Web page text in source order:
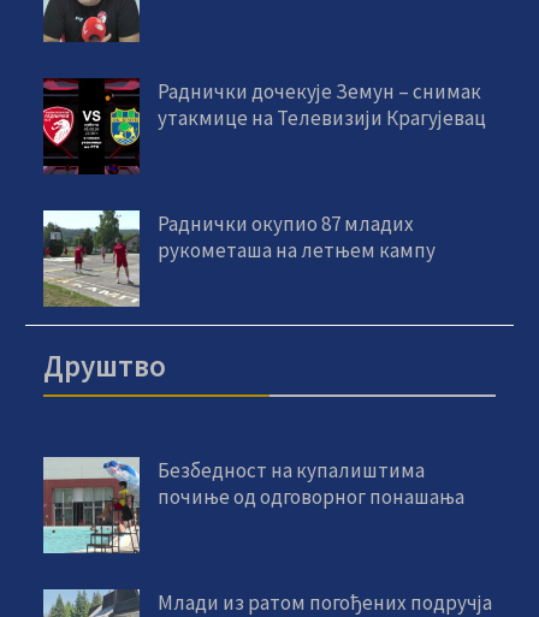
Раднички дочекује Земун – снимак
утакмице на Телевизији Крагујевац
Раднички окупио 87 младих
рукометаша на летњем кампу
Друштво
Безбедност на купалиштима
почиње од одговорног понашања
Млади из ратом погођених подручја